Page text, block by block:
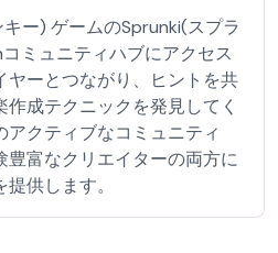
ー) ゲームのSprunki(スプラ
ミュニティハブにアクセス
ヤーとつながり、ヒントを共
成テクニックを発見してく
アクティブなコミュニティ
豊富なクリエイターの両方に
供します。